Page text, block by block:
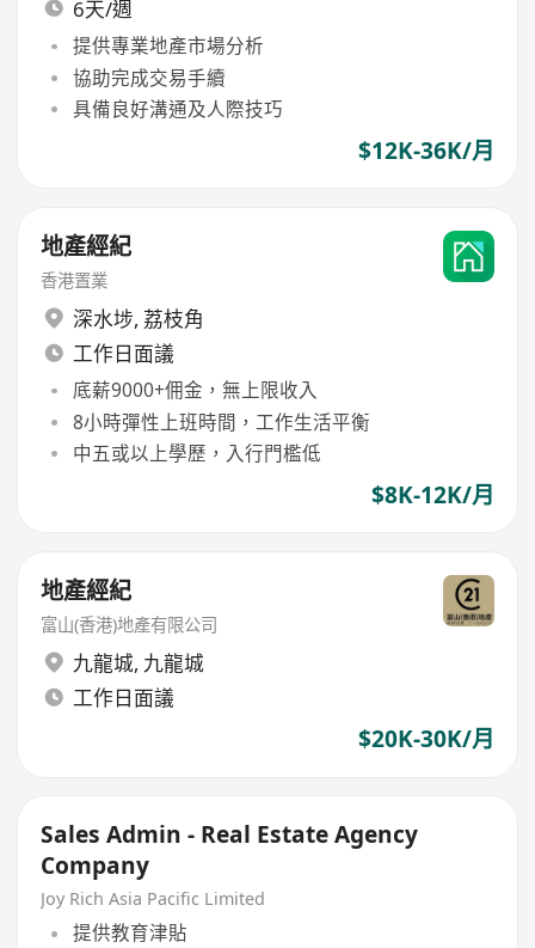
6天/週
提供專業地產市場分析
協助完成交易手續
具備良好溝通及人際技巧
$12K-36K/月
地產經紀
香港置業
深水埗, 荔枝角
工作日面議
底薪9000+佣金，無上限收入
8小時彈性上班時間，工作生活平衡
中五或以上學歷，入行門檻低
$8K-12K/月
地產經紀
富山(香港)地產有限公司
九龍城, 九龍城
工作日面議
$20K-30K/月
Sales Admin - Real Estate Agency
Company
Joy Rich Asia Pacific Limited
提供教育津貼